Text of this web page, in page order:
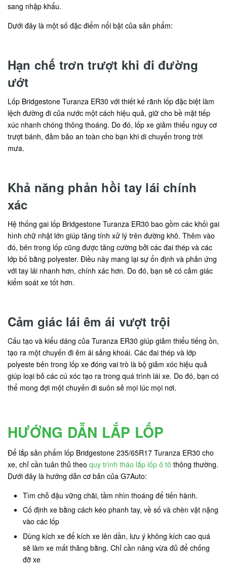
sang nhập khẩu.
Dưới đây là một số đặc điểm nổi bật của sản phẩm:
Hạn chế trơn trượt khi đi đường
ướt
Lốp Bridgestone Turanza ER30 với thiết kế rãnh lốp đặc biệt làm
lệch đường đi của nước một cách hiệu quả, giữ cho bề mặt tiếp
xúc nhanh chóng thông thoáng. Do đó, lốp xe giảm thiểu nguy cơ
trượt bánh, đảm bảo an toàn cho bạn khi di chuyển trong trời
mưa.
Khả năng phản hồi tay lái chính
xác
Hệ thống gai lốp Bridgestone Turanza ER30 bao gồm các khối gai
hình chữ nhật lớn giúp tăng tính xử lý trên đường khô. Thêm vào
đó, bên trong lốp cũng được tăng cường bởi các đai thép và các
lớp bố bằng polyester. Điều này mang lại sự ổn định và phản ứng
với tay lái nhanh hơn, chính xác hơn. Do đó, bạn sẽ có cảm giác
kiểm soát xe tốt hơn.
Cảm giác lái êm ái vượt trội
Cấu tạo và kiểu dáng của Turanza ER30 giúp giảm thiểu tiếng ồn,
tạo ra một chuyến đi êm ái sảng khoái. Các đai thép và lớp
polyeste bên trong lốp xe đóng vai trò là bộ giảm xóc hiệu quả
giúp loại bỏ các cú xóc tạo ra trong quá trình lái xe. Do đó, bạn có
thể mong đợi một chuyến đi suôn sẻ mọi lúc mọi nơi.
HƯỚNG DẪN LẮP LỐP
Để lắp sản phẩm lốp Bridgestone 235/65R17 Turanza ER30 cho
xe, chỉ cần tuân thủ theo quy trình tháo lắp lốp ô tô thông thường.
Dưới đây là hướng dẫn cơ bản của G7Auto:
Tìm chỗ đậu vững chãi, tầm nhìn thoáng để tiến hành.
Cố định xe bằng cách kéo phanh tay, về số và chèn vật nặng
vào các lốp
Dùng kích xe để kích xe lên dần, lưu ý không kích cao quá
sẽ làm xe mất thăng bằng. Chỉ cần nâng vừa đủ để chống
đỡ xe